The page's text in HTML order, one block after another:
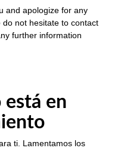
and apologize for any
do not hesitate to contact
further information
está en
ti. Lamentamos los